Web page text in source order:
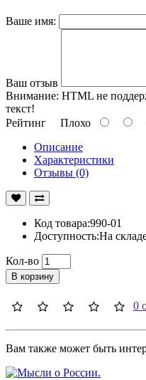
Ваше имя:
Ваш отзыв
Внимание: HTML не
текст!
Рейтинг Плохо
Описание
Характеристики
Отзывы (0)
Код товара:990-01
Доступность:На
Кол-во
В корзину
0
Вам также может быть